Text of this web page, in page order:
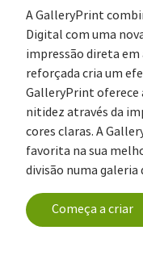
A GalleryPrint
Digital com uma
impressão direta
reforçada cria um
GalleryPrint oferece
nitidez através da
cores claras. A
favorita na sua
divisão numa galeria
Começa a criar